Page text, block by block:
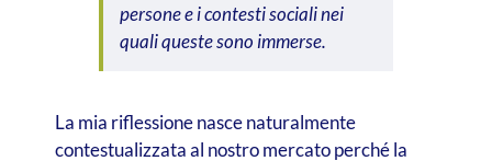
persone e i contesti sociali nei
quali queste sono immerse.
La mia riflessione nasce naturalmente
contestualizzata al nostro mercato perché la